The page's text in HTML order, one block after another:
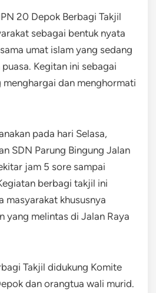
20 Depok Berbagi Takjil
sebagai bentuk nyata
umat islam yang sedang
Kegitan ini sebagai
dan menghormati
pada hari Selasa,
SDN Parung Bingung Jalan
jam 5 sore sampai
berbagi takjil ini
masyarakat khususnya
yang melintas di Jalan Raya
Takjil didukung Komite
dan orangtua wali murid.